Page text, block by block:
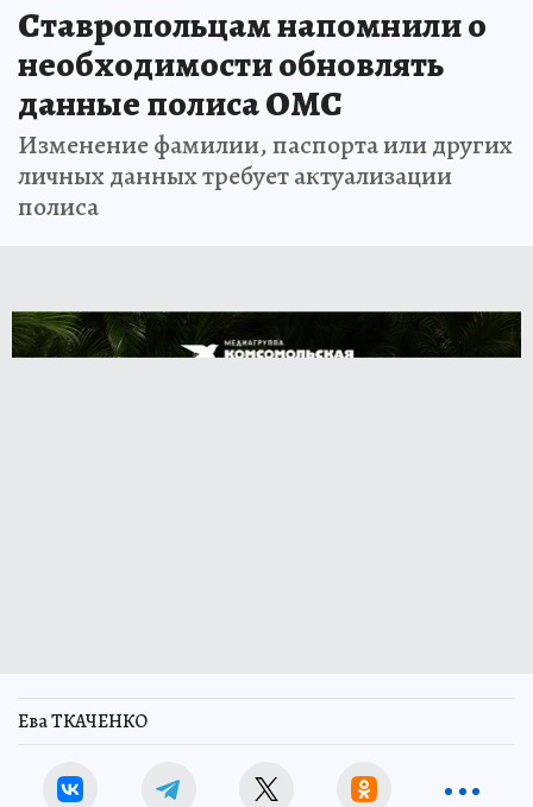
Ставропольцам напомнили о
необходимости обновлять
данные полиса ОМС
Изменение фамилии, паспорта или других
личных данных требует актуализации
полиса
Ева ТКАЧЕНКО